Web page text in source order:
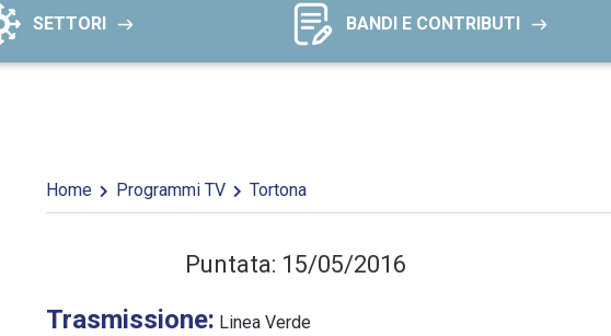
SETTORI BANDI E CONTRIBUTI
Home Programmi TV Tortona
Puntata: 15/05/2016
Trasmissione: Linea Verde